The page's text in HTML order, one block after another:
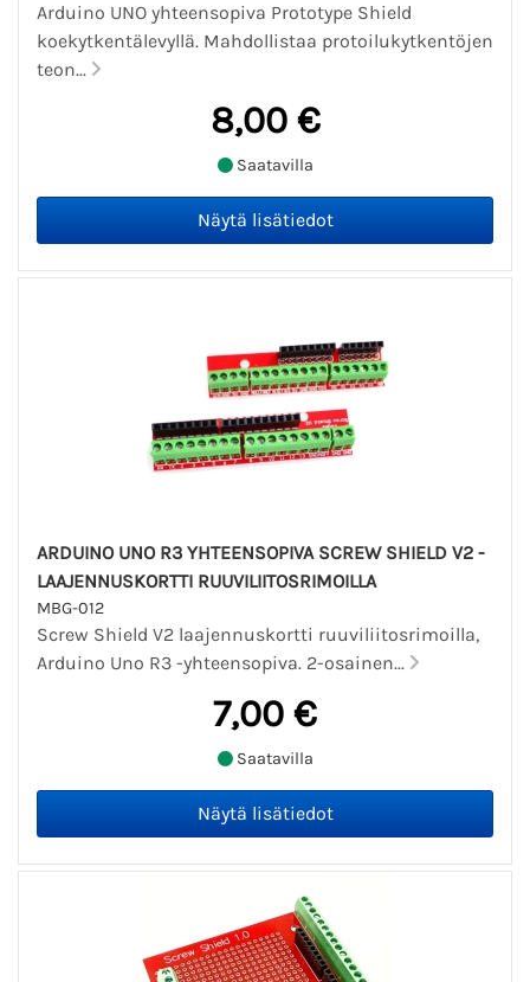
Arduino UNO yhteensopiva Prototype Shield
koekytkentälevyllä. Mahdollistaa protoilukytkentöjen
teon...
8,00 €
Saatavilla
ARDUINO UNO R3 YHTEENSOPIVA SCREW SHIELD V2 -
LAAJENNUSKORTTI RUUVILIITOSRIMOILLA
MBG-012
Screw Shield V2 laajennuskortti ruuviliitosrimoilla,
Arduino Uno R3 -yhteensopiva. 2-osainen...
7,00 €
Saatavilla